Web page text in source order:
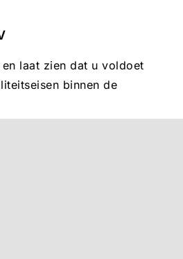
laat zien dat u voldoet
binnen de